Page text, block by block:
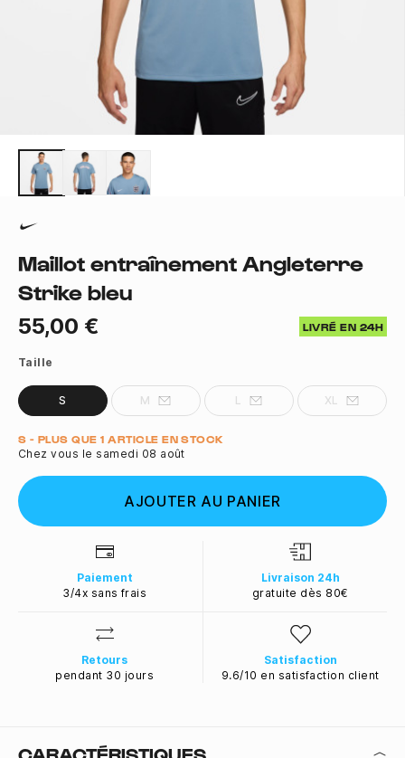
Maillot entraînement Angleterre
Strike bleu
55,00 € LIVRÉ EN 24H
Taille
S M L XL
Quantité
S - PLUS QUE 1 ARTICLE EN STOCK
Chez vous le samedi 08 août
AJOUTER AU PANIER
Paiement
3/4x sans frais
Livraison 24h
gratuite dès 80€
Retours
pendant 30 jours
Satisfaction
9.6/10 en satisfaction client